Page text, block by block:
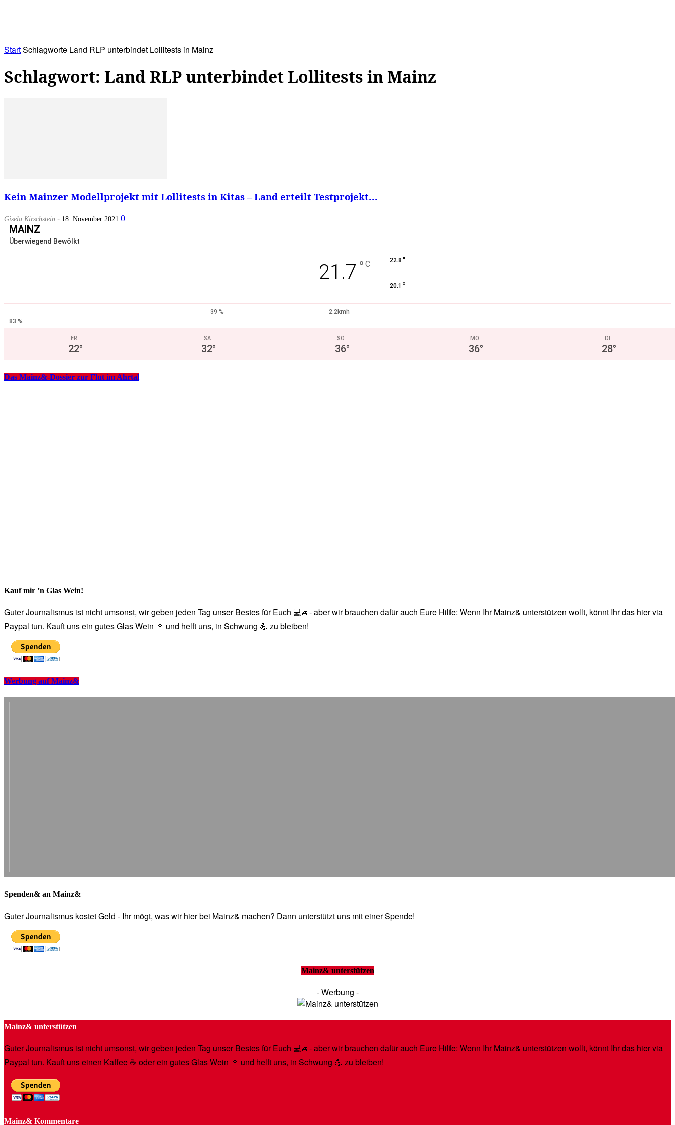
StartSchlagworte Land RLP unterbindet Lollitests in Mainz
Schlagwort: Land RLP unterbindet Lollitests in Mainz
Kein Mainzer Modellprojekt mit Lollitests in Kitas – Land erteilt Testprojekt...
Gisela Kirschstein - 18. November 2021 0
MAINZ
Überwiegend Bewölkt
21.7 ° C 22.8 °
20.1 °
39 %
2.2kmh
83 %
FR.
22°
SA.
32°
SO.
36°
MO.
36°
DI.
28°
Das Mainz&-Dossier zur Flut im Ahrtal
Kauf mir ’n Glas Wein!
Guter Journalismus ist nicht umsonst, wir geben jeden Tag unser Bestes für Euch 💻🚙- aber wir brauchen dafür auch Eure Hilfe: Wenn Ihr Mainz& unterstützen wollt, könnt Ihr das hier via
Paypal tun. Kauft uns ein gutes Glas Wein 🍷 und helft uns, in Schwung 💪 zu bleiben!
Werbung auf Mainz&
Spenden& an Mainz&
Guter Journalismus kostet Geld - Ihr mögt, was wir hier bei Mainz& machen? Dann unterstützt uns mit einer Spende!
Mainz& unterstützen
- Werbung -
Mainz& unterstützen
Guter Journalismus ist nicht umsonst, wir geben jeden Tag unser Bestes für Euch 💻🚙- aber wir brauchen dafür auch Eure Hilfe: Wenn Ihr Mainz& unterstützen wollt, könnt Ihr das hier via
Paypal tun. Kauft uns einen Kaffee ☕️ oder ein gutes Glas Wein 🍷 und helft uns, in Schwung 💪 zu bleiben!
Mainz& Kommentare